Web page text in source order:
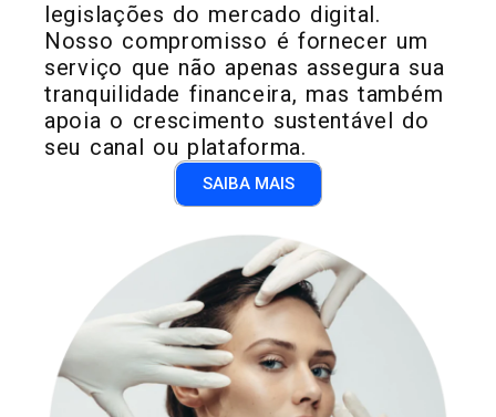
legislações do mercado digital.
Nosso compromisso é fornecer um
serviço que não apenas assegura sua
tranquilidade financeira, mas também
apoia o crescimento sustentável do
seu canal ou plataforma.
SAIBA MAIS